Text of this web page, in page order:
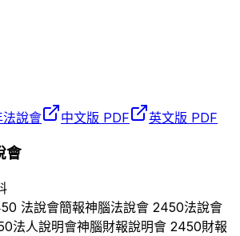
法說會 中文版 PDF 英文版 PDF
會
法說會簡報神腦法說會 2450法說會
法人說明會神腦財報說明會 2450財報